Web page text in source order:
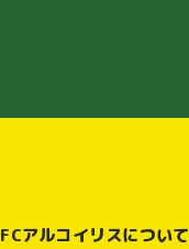
FCアルコイリスについて